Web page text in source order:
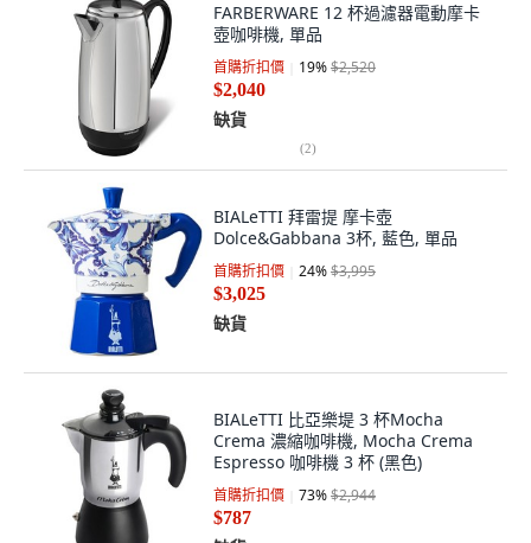
FARBERWARE 12 杯過濾器電動摩卡
壺咖啡機, 單品
首購折扣價 19%$2,520
$2,040
缺貨
(2)
BIALeTTI 拜雷提 摩卡壺
Dolce&Gabbana 3杯, 藍色, 單品
首購折扣價 24%$3,995
$3,025
缺貨
BIALeTTI 比亞樂堤 3 杯Mocha
Crema 濃縮咖啡機, Mocha Crema
Espresso 咖啡機 3 杯 (黑色)
首購折扣價 73%$2,944
$787